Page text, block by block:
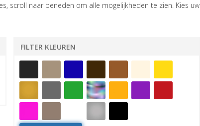
scroll naar beneden om alle mogelijkheden te zien. Kies uw
FILTER KLEUREN